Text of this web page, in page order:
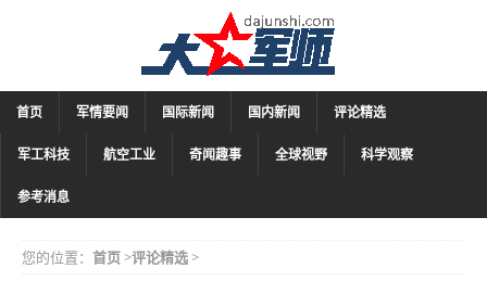
首页 军情要闻 国际新闻 国内新闻 评论精选
军工科技 航空工业 奇闻趣事 全球视野 科学观察
参考消息
您的位置： 首页>评论精选>